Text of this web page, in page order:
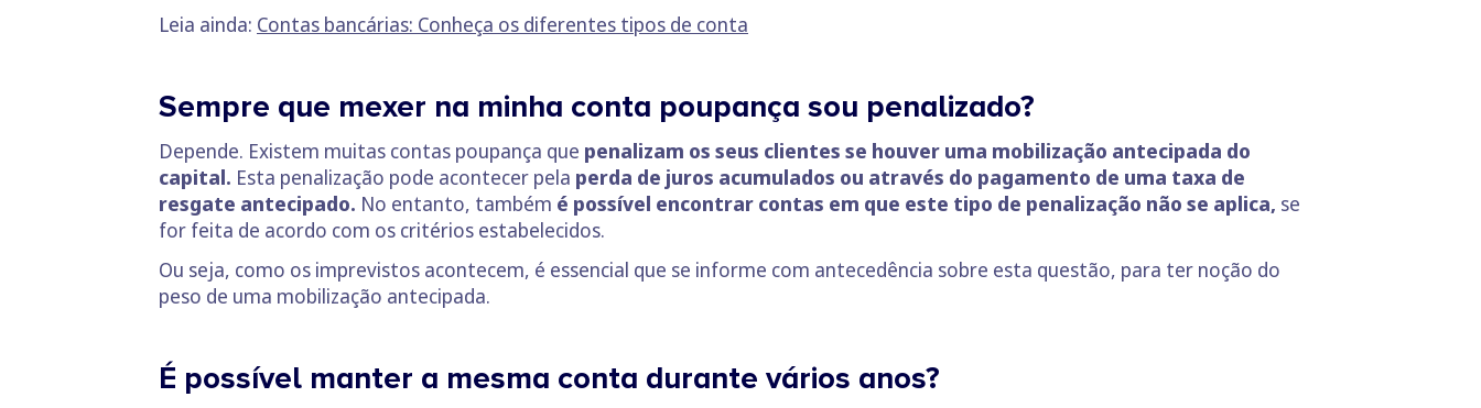
Leia ainda: Contas bancárias: Conheça os diferentes tipos de conta
Sempre que mexer na minha conta poupança sou penalizado?
Depende. Existem muitas contas poupança que penalizam os seus clientes se houver uma mobilização antecipada do
capital. Esta penalização pode acontecer pela perda de juros acumulados ou através do pagamento de uma taxa de
resgate antecipado. No entanto, também é possível encontrar contas em que este tipo de penalização não se aplica, se
for feita de acordo com os critérios estabelecidos.
Ou seja, como os imprevistos acontecem, é essencial que se informe com antecedência sobre esta questão, para ter noção do
peso de uma mobilização antecipada.
É possível manter a mesma conta durante vários anos?